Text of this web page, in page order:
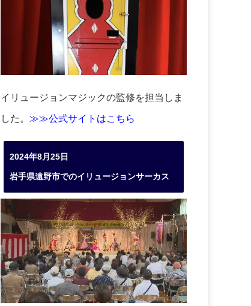
イリュージョンマジックの監修を担当しま
した。 ≫≫公式サイトはこちら
2024年8月25日
岩手県遠野市でのイリュージョンサーカス